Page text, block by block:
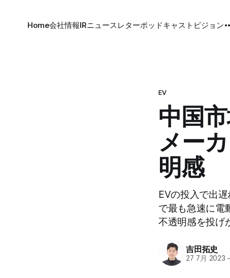
Home会社情報IRニュースレターポッドキャスト ビジョン
EV
中国
メー
明感
EVの投入で出
で最も急速に電
不透明感を投げ
吉田拓史
27 7月 2023